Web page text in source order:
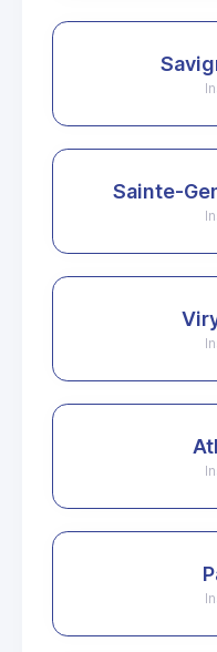
Sainte-